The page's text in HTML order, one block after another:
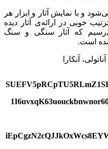
و با نمایش آثار و ابزار هر
خوبی در ارائه‌ی آثار دیده
که آثار سنگی و سنگ
است.
آنکارا